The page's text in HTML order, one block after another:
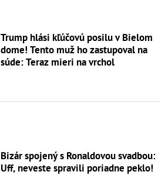
Trump hlási kľúčovú posilu v Bielom
dome! Tento muž ho zastupoval na
súde: Teraz mieri na vrchol
Bizár spojený s Ronaldovou svadbou:
Uff, neveste spravili poriadne peklo!